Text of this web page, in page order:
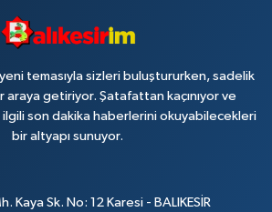
temasıyla sizleri buluştururken, sadelik
araya getiriyor. Şatafattan kaçınıyor ve
ilgili son dakika haberlerini okuyabilecekleri
bir altyapı sunuyor.
Kaya Sk. No: 12 Karesi - BALIKESİR